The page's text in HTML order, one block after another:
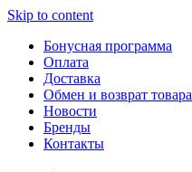
Skip to content
Бонусная программа
Оплата
Доставка
Обмен и возврат товара
Новости
Бренды
Контакты